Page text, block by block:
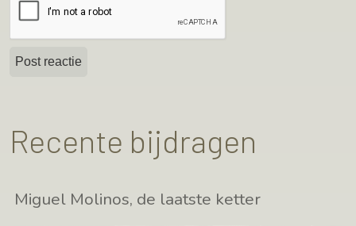
Recente bijdragen
Miguel Molinos, de laatste ketter